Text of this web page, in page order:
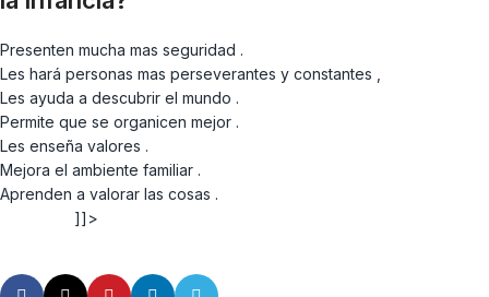
Presenten mucha mas seguridad .
Les hará personas mas perseverantes y constantes ,
Les ayuda a descubrir el mundo .
Permite que se organicen mejor .
Les enseña valores .
Mejora el ambiente familiar .
Aprenden a valorar las cosas .
]]>